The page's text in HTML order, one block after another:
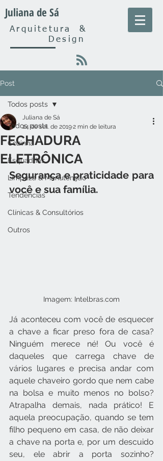
Arquitetura&
Design
Juliana de Sá
Post
Todos posts
Cozinha
Esquadrias
Limpeza & Manutenção
Tendências
Clínicas & Consultórios
Outros
Todos posts
FECHADURA
ELETRÔNICA
Juliana de Sá
24 de set. de 20192 min de leitura
Segurança e praticidade para
você e sua família.
Imagem: Intelbras.com
Já aconteceu com você de esquecer
a chave a ficar preso fora de casa?
Ninguém merece né! Ou você é
daqueles que carrega chave de
vários lugares e precisa andar com
aquele chaveiro gordo que nem cabe
na bolsa e muito menos no bolso?
Atrapalha demais, nada prático! E
aquela preocupação, quando se tem
filho pequeno em casa, de não deixar
a chave na porta e, por um descuido
seu, ele abrir a porta sozinho?